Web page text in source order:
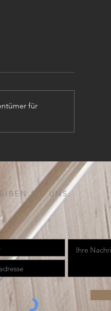
für
SIE UNS: